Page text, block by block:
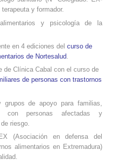
terapeuta y formador.
y psicología de la
en 4 ediciones del curso de
de Nortesalud
de Clínica Cabal con el curso de
de personas con trastornos
grupos de apoyo para familias,
con personas afectadas y
riesgo.
(Asociación en defensa del
alimentarios en Extremadura)